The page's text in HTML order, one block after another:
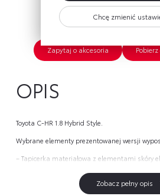
Zapytaj o akcesoria
OPIS
Toyota C-HR 1.8 Hybrid Style.
Wybrane elementy prezentowanej wersji
– Tapicerka materiałowa z elementami skóry
– Przednie i tylne czujniki parkowania
– 18" felgi aluminiowe z oponami 225/50 R18
Zobacz pełny opis
Chcę zmienić